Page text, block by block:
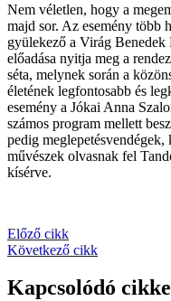
Nem véletlen, hogy a
majd sor. Az esemény több
gyülekező a Virág
előadása nyitja meg a
séta, melynek során a
életének legfontosabb és
esemény a Jókai Anna
számos program mellett
pedig
művészek olvasnak fel
kísérve.
Előző cikk
Következő cikk
Kapcsolódó